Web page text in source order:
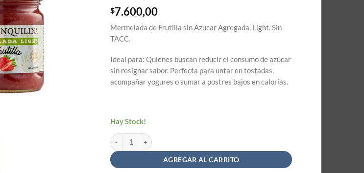
$7.600,00
Mermelada de Frutilla sin Azucar Agregada. Light. Sin
TACC.
Ideal para: Quienes buscan reducir el consumo de azúcar
sin resignar sabor. Perfecta para untar en tostadas,
acompañar yogures o sumar a postres bajos en calorías.
Hay Stock!
Mermelada Light de Frutilla Sin Azucar Sin TACC - La Tranquilina x 330gr cantidad
AGREGAR AL CARRITO